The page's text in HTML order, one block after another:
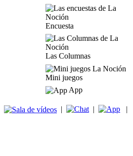
Encuesta
Las Columnas
Mini juegos
App
| | |